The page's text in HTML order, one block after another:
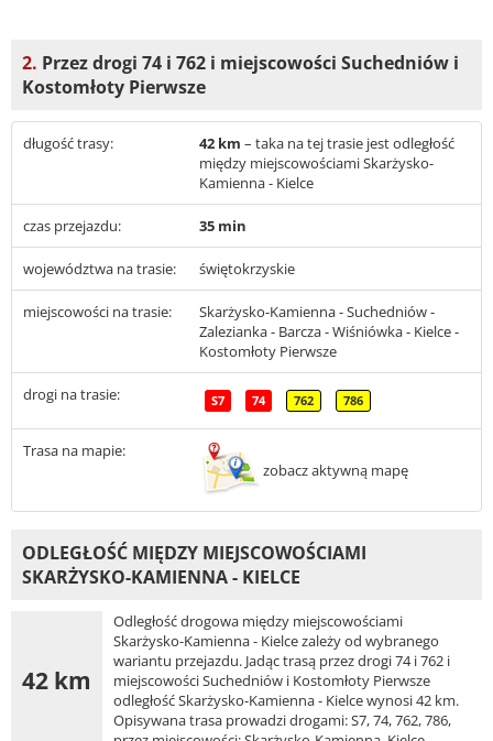
2. Przez drogi 74 i 762 i miejscowości Suchedniów i
Kostomłoty Pierwsze
długość trasy: 42 km – taka na tej trasie jest odległość
między miejscowościami Skarżysko-
Kamienna - Kielce
czas przejazdu: 35 min
województwa na trasie: świętokrzyskie
miejscowości na trasie:
Skarżysko-Kamienna - Suchedniów -
Zalezianka - Barcza - Wiśniówka - Kielce -
Kostomłoty Pierwsze
drogi na trasie: S7 74 762 786
Trasa na mapie:
zobacz aktywną mapę
ODLEGŁOŚĆ MIĘDZY MIEJSCOWOŚCIAMI
SKARŻYSKO-KAMIENNA - KIELCE
42 km
Odległość drogowa między miejscowościami
Skarżysko-Kamienna - Kielce zależy od wybranego
wariantu przejazdu. Jadąc trasą przez drogi 74 i 762 i
miejscowości Suchedniów i Kostomłoty Pierwsze
odległość Skarżysko-Kamienna - Kielce wynosi 42 km.
Opisywana trasa prowadzi drogami: S7, 74, 762, 786,